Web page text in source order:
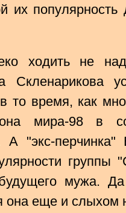
их
ходить не
Скленарикова
то время, как
мира-98 в
А "экс-
группы
мужа.
она еще и слыхом